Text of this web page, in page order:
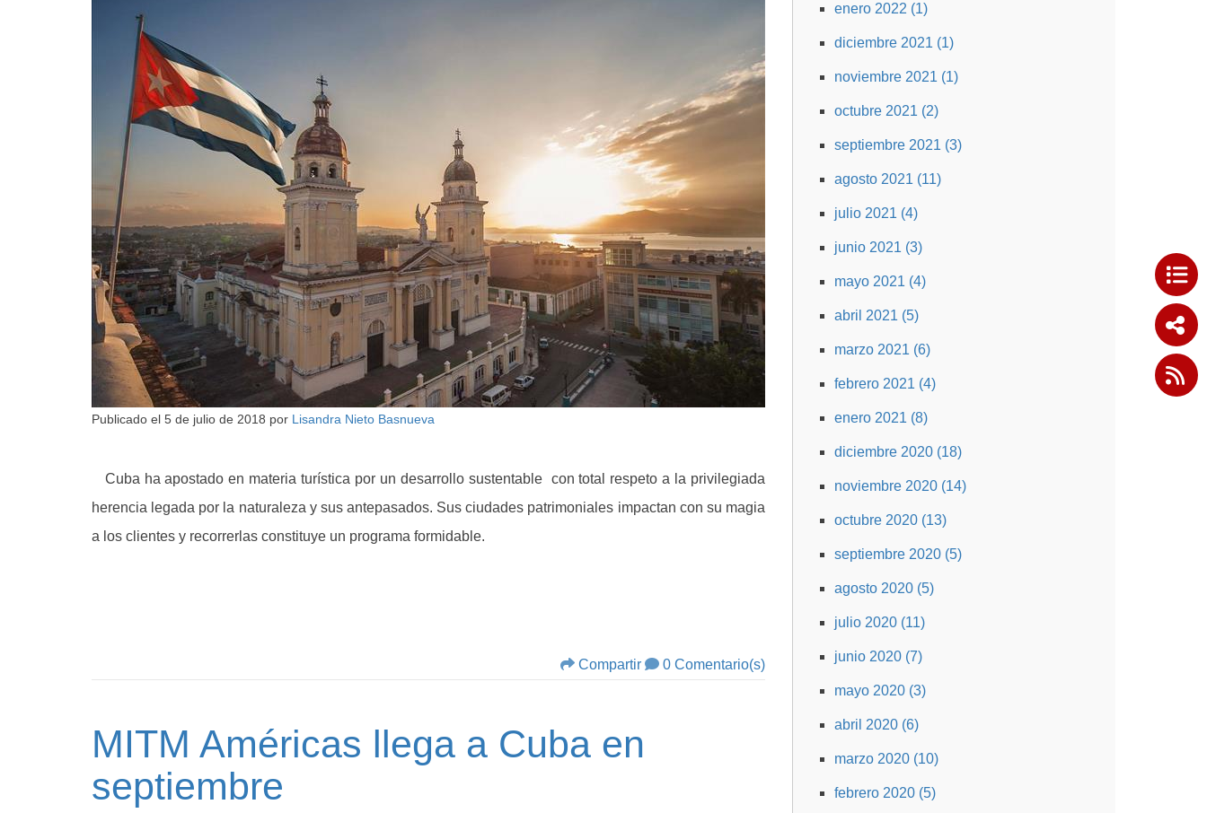
enero 2022 (1)
diciembre 2021 (1)
noviembre 2021 (1)
octubre 2021 (2)
septiembre 2021 (3)
agosto 2021 (11)
julio 2021 (4)
junio 2021 (3)
mayo 2021 (4)
abril 2021 (5)
marzo 2021 (6)
febrero 2021 (4)
enero 2021 (8)
diciembre 2020 (18)
noviembre 2020 (14)
octubre 2020 (13)
septiembre 2020 (5)
agosto 2020 (5)
julio 2020 (11)
junio 2020 (7)
mayo 2020 (3)
abril 2020 (6)
marzo 2020 (10)
febrero 2020 (5)
Publicado el 5 de julio de 2018 por Lisandra Nieto Basnueva
Cuba ha apostado en materia turística por un desarrollo sustentable con total respeto a la privilegiada
herencia legada por la naturaleza y sus antepasados. Sus ciudades patrimoniales impactan con su magia
a los clientes y recorrerlas constituye un programa formidable.
Compartir 0 Comentario(s)
MITM Américas llega a Cuba en
septiembre